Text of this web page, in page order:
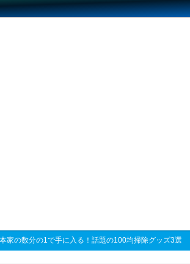
家の数分の1で手に入る！話題の100均掃除グッズ3選